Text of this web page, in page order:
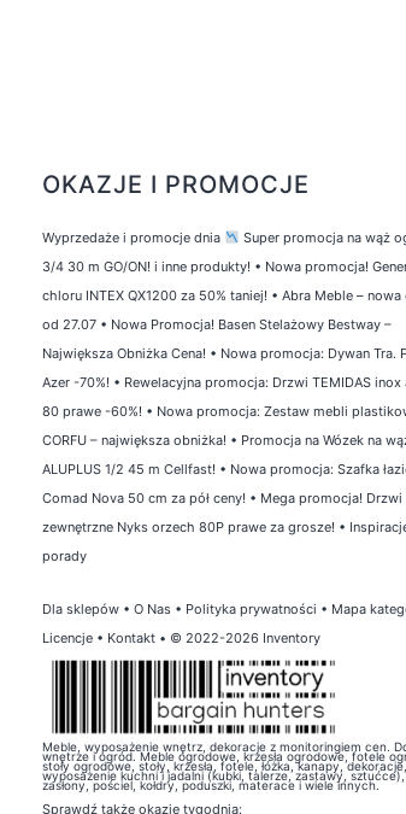
OKAZJE I PROMOCJE
Wyprzedaże i promocje dnia
Super promocja na wąż
3/4 30 m GO/ON! i inne produkty! • Nowa promocja!
chloru INTEX QX1200 za 50% taniej! • Abra Meble – nowa
od 27.07 • Nowa Promocja! Basen Stelażowy Bestway –
Największa Obniżka Cena! • Nowa promocja: Dywan Tra.
Azer -70%! • Rewelacyjna promocja: Drzwi TEMIDAS inox
80 prawe -60%! • Nowa promocja: Zestaw mebli
CORFU – największa obniżka! • Promocja na Wózek na
ALUPLUS 1/2 45 m Cellfast! • Nowa promocja: Szafka
Comad Nova 50 cm za pół ceny! • Mega promocja! Drzwi
zewnętrzne Nyks orzech 80P prawe za grosze! •
porady
Dla sklepów • O Nas • Polityka prywatności • Mapa
Licencje • Kontakt • © 2022-2026 Inventory
Meble, wyposażenie wnętrz, dekoracje z monitoringiem cen.
wnętrze i ogród. Meble ogrodowe, krzesła ogrodowe, fotele
stoły ogrodowe, stoły, krzesła, fotele, łóżka, kanapy,
wyposażenie kuchni i jadalni (kubki, talerze, zastawy, sztućce),
zasłony, pościel, kołdry, poduszki, materace i wiele innych.
Sprawdź także okazje tygodnia: